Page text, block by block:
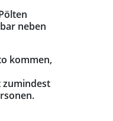
neben
kommen,
zumindest